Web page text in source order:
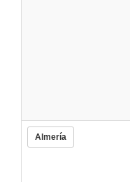
Almería